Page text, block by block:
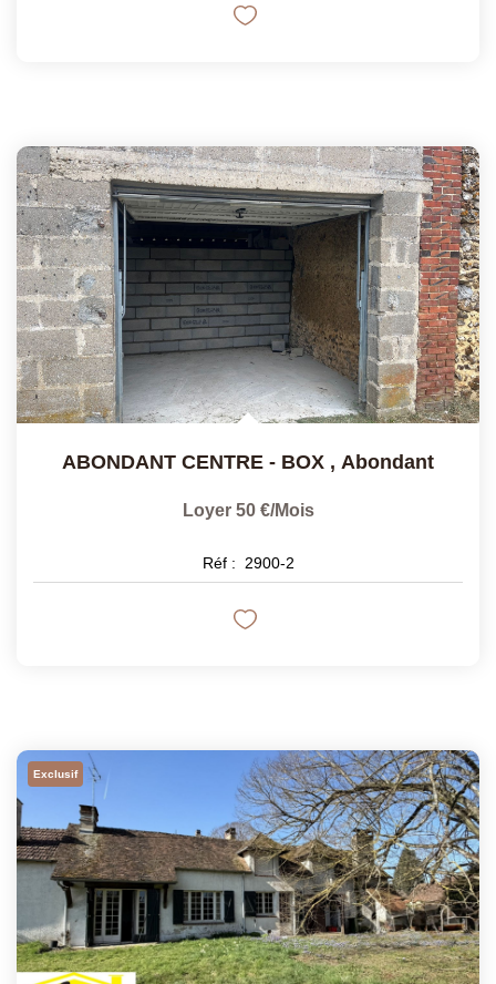
ABONDANT CENTRE - BOX , Abondant
Loyer 50 €/mois
Réf : 2900-2
Exclusif